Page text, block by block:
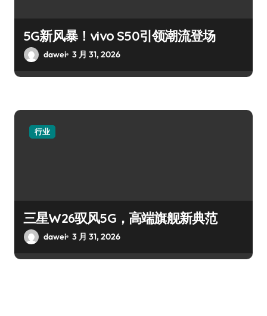
5G新风暴！vivo S50引领潮流登场
dawei 3 月 31, 2026
行业
三星W26驭风5G，高端旗舰新典范
dawei 3 月 31, 2026